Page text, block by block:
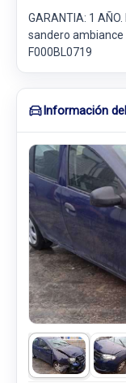
GARANTIA: 1
sandero ambiance
F000BL0719
Información